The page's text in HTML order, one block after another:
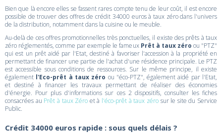
Bien que là encore elles se fassent rares compte tenu de leur coût, il est encore
possible de trouver des offres de crédit 34000 euros à taux zéro dans l'univers
de la distribution, notamment dans la cuisine ou le meuble.
Au-delà de ces offres promotionnelles très ponctuelles, il existe des prêts à taux
zéro réglementés, comme par exemple le fameux Prêt à taux zéro ou "PTZ"
qui est un prêt aidé par l'Etat, destiné à favoriser l'accession à la propriété en
permettant de financer une partie de l'achat d'une résidence principale. Le PTZ
est accessible sous conditions de ressources. Sur le même principe, il existe
également l'Eco-prêt à taux zéro ou "éco-PTZ", également aidé par l'Etat,
et destiné à financer les travaux permettant de réaliser des économies
d'énergie. Pour plus d'informations sur ces 2 dispositifs, consulter les fiches
consacrées au Prêt à taux Zéro et à l'éco-prêt à taux zérosur le site du Service
Public.
Crédit 34000 euros rapide : sous quels délais ?